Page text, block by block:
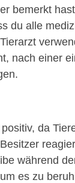
bemerkt
du alle
nach einer
da
während
es zu